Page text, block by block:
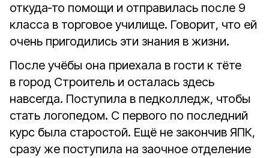
откуда‑то помощи и отправилась после 9
класса в торговое училище. Говорит, что ей
очень пригодились эти знания в жизни.
После учёбы она приехала в гости к тёте
в город Строитель и осталась здесь
навсегда. Поступила в педколледж, чтобы
стать логопедом. С первого по последний
курс была старостой. Ещё не закончив ЯПК,
cразу же поступила на заочное отделение